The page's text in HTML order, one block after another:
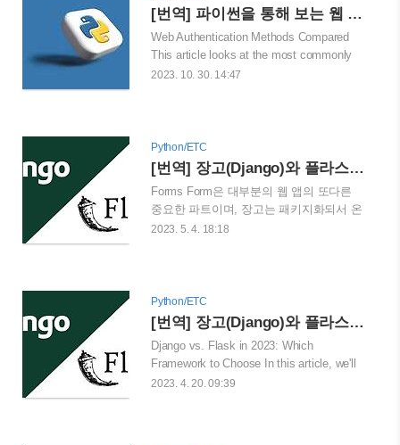
null=True) address =
models.CharField(max_length=100,
null=True) city =
models.CharField(max_length=50,
null=True) state =
[번역] 파이썬을 통해 보는 웹 인증 및 인가 방법 1편 - HTTP, JWT, 세션(Session), 쿠키(Cookie) 등
Web Authentication Methods Compared
This article looks at the most commonly
used web authentication methods.
Authentication(인증) vs Authorization(인
가) Authentication(인증)은 유저나 디바이
스가 제한된 시스템에 접근하려 할 때 신
원을 증명하는 프로세스면, 인가는 주어진
시스템 내에서 특정한 태스크를 허락받았
는지에 대한 증명 프로세스라고 보면 될
2023. 10. 30. 14:47
Python/ETC
[번역] 장고(Django)와 플라스크(Flask) : 2023년 어떤 것을 선택해야 하는가? 2편
Forms Form은 대부분의 웹 앱의 또다른
중요한 파트이며, 장고는 패키지화되서 온
다. 인풋 핸들링과 함께, CSRF(Cross-Site
증을 가지고 있다. 이것들은 ModelForms
이라는 Data Model들을 통해 생성되며 어
드민 패널과 잘 융합된다. 플라스크는 기
본적으로는 제공하지 않지만, Flask-WTF
같은 강력한 확장팩이 WTForms와 같이
플라스크에 합쳐질 수 있다. WTForms-
2023. 5. 4. 18:18
Python/ETC
[번역] 장고(Django)와 플라스크(Flask) : 2023년 어떤 것을 선택해야 하는가? 1편
Django vs. Flask in 2023: Which
Framework to Choose In this article, we'll
look at the best use cases for Django and
2023. 4. 20. 09:39